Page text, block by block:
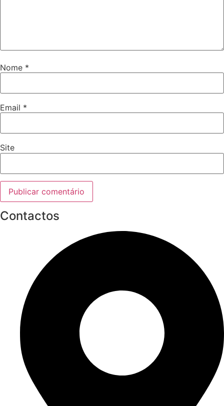
Nome *
Email *
Site
Contactos